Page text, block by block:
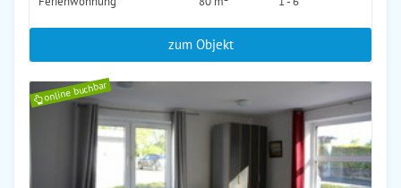
zum Objekt
online buchbar